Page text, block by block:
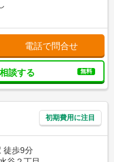
電話で問合せ
談する 無料
初期費用に注目
徒歩9分